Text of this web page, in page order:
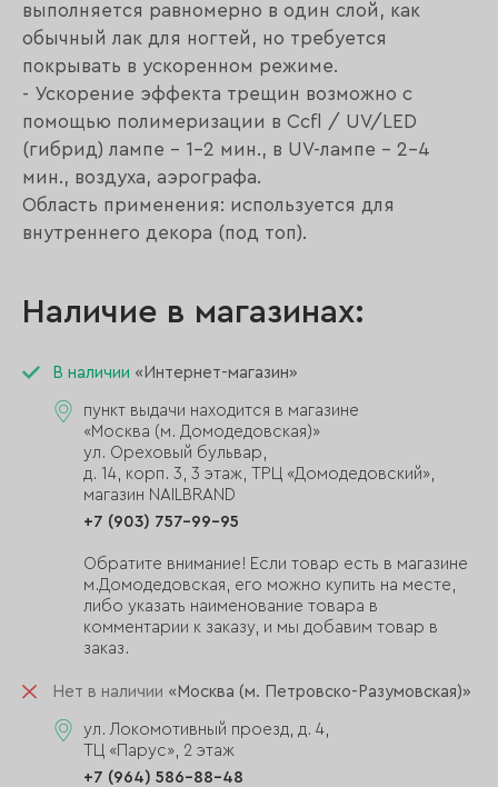
выполняется равномерно в один слой, как
обычный лак для ногтей, но требуется
покрывать в ускоренном режиме.
- Ускорение эффекта трещин возможно с
помощью полимеризации в Ccfl / UV/LED
(гибрид) лампе - 1-2 мин., в UV-лампе - 2-4
мин., воздуха, аэрографа.
Область применения: используется для
внутреннего декора (под топ).
Наличие в магазинах:
В наличии «Интернет-магазин»
пункт выдачи находится в магазине
«Москва (м. Домодедовская)»
ул. Ореховый бульвар,
д. 14, корп. 3, 3 этаж, ТРЦ «Домодедовский»,
магазин NAILBRAND
+7 (903) 757-99-95
Обратите внимание! Если товар есть в магазине
м.Домодедовская, его можно купить на месте,
либо указать наименование товара в
комментарии к заказу, и мы добавим товар в
заказ.
Нет в наличии «Москва (м. Петровско-Разумовская)»
ул. Локомотивный проезд, д. 4,
ТЦ «Парус», 2 этаж
+7 (964) 586-88-48